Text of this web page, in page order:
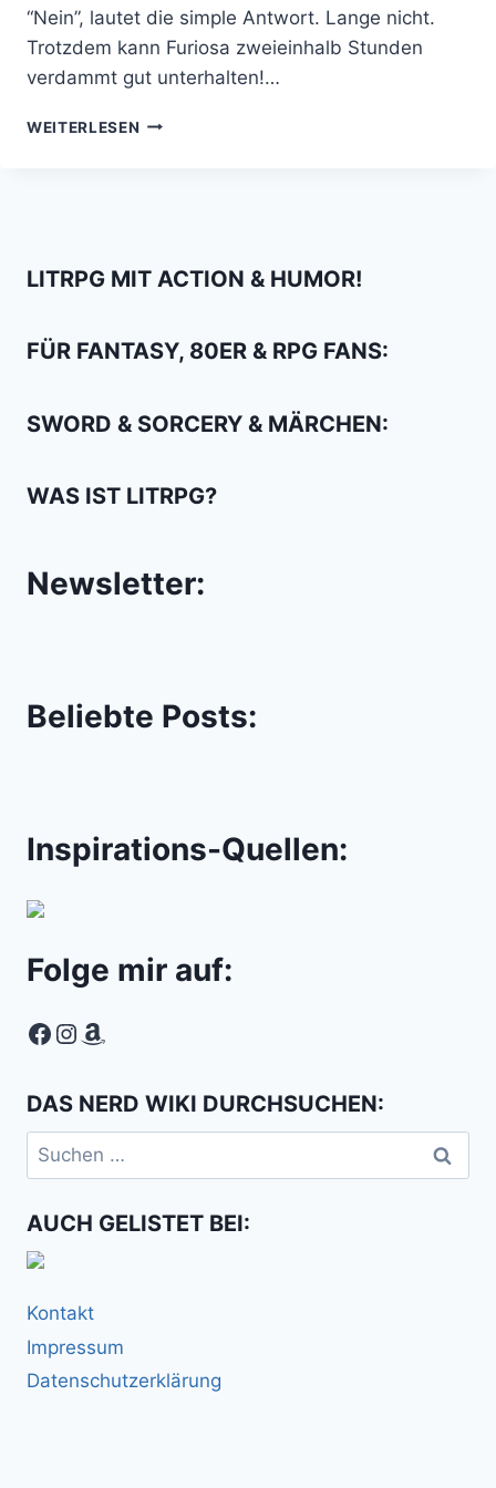
“Nein”, lautet die simple Antwort. Lange nicht.
Trotzdem kann Furiosa zweieinhalb Stunden
verdammt gut unterhalten!…
WEITERLESEN DER
LITRPG MIT ACTION & HUMOR!
FÜR FANTASY, 80ER & RPG FANS:
SWORD & SORCERY & MÄRCHEN:
WAS IST LITRPG?
Newsletter:
Beliebte Posts:
Inspirations-Quellen:
Folge mir auf:
Facebook
Instagram
Amazon
DAS NERD WIKI DURCHSUCHEN:
Suchen
nach:
AUCH GELISTET BEI:
Kontakt
Impressum
Datenschutzerklärung